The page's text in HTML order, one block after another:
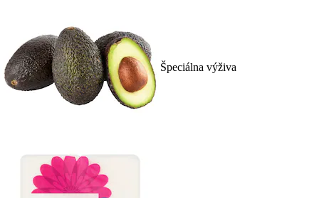
Špeciálna výživa